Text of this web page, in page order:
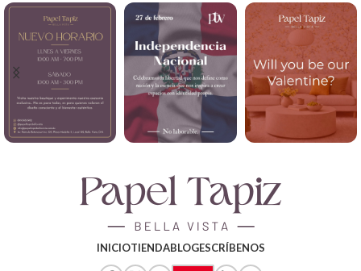
INICIOTIENDABLOGESCRÍBENOS